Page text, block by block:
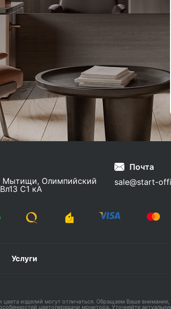
Мытищи, Олимпийский
С1 кА
Почта
sale@start-
Услуги
изделий могут отличаться. Обращаем Ваше внимание,
цветопередачи монитора. Уточняйте